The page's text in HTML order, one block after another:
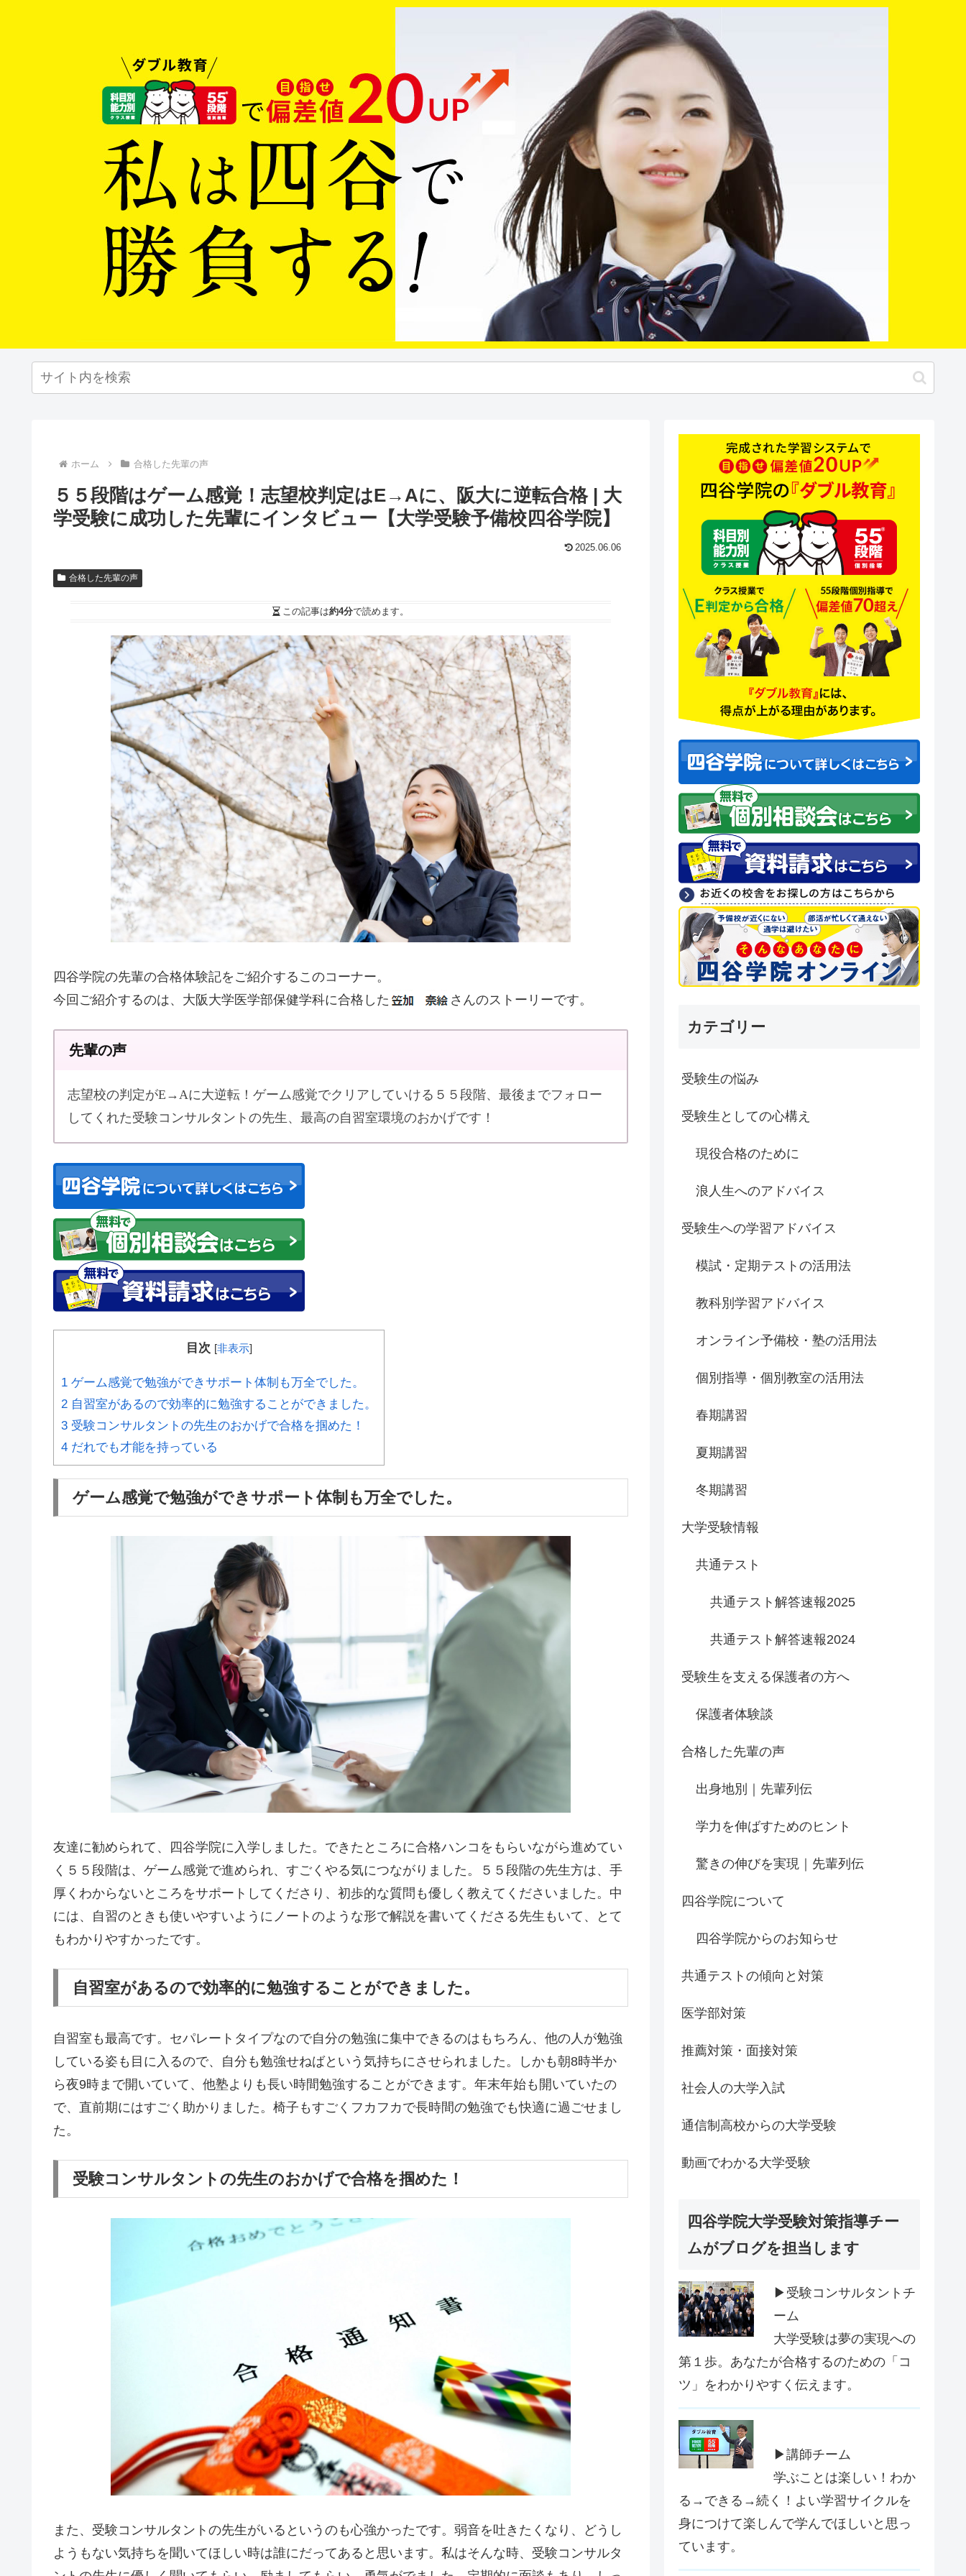
ホーム 合格した先輩の声
５５段階はゲーム感覚！志望校判定はE→Aに、阪大に逆転合格 | 大
学受験に成功した先輩にインタビュー【大学受験予備校四谷学院】
2025.06.06
合格した先輩の声
この記事は約4分で読めます。
四谷学院の先輩の合格体験記をご紹介するこのコーナー。
今回ご紹介するのは、大阪大学医学部保健学科に合格した
さんのストーリーです。
先輩の声
志望校の判定がE→Aに大逆転！ゲーム感覚でクリアしていける５５段階、最後までフォロー
してくれた受験コンサルタントの先生、最高の自習室環境のおかげです！
目次 [非表示]
1 ゲーム感覚で勉強ができサポート体制も万全でした。
2 自習室があるので効率的に勉強することができました。
3 受験コンサルタントの先生のおかげで合格を掴めた！
4 だれでも才能を持っている
ゲーム感覚で勉強ができサポート体制も万全でした。
友達に勧められて、四谷学院に入学しました。できたところに合格ハンコをもらいながら進めてい
く５５段階は、ゲーム感覚で進められ、すごくやる気につながりました。５５段階の先生方は、手
厚くわからないところをサポートしてくださり、初歩的な質問も優しく教えてくださいました。中
には、自習のときも使いやすいようにノートのような形で解説を書いてくださる先生もいて、とて
もわかりやすかったです。
自習室があるので効率的に勉強することができました。
自習室も最高です。セパレートタイプなので自分の勉強に集中できるのはもちろん、他の人が勉強
している姿も目に入るので、自分も勉強せねばという気持ちにさせられました。しかも朝8時半か
ら夜9時まで開いていて、他塾よりも長い時間勉強することができます。年末年始も開いていたの
で、直前期にはすごく助かりました。椅子もすごくフカフカで長時間の勉強でも快適に過ごせまし
た。
受験コンサルタントの先生のおかげで合格を掴めた！
また、受験コンサルタントの先生がいるというのも心強かったです。弱音を吐きたくなり、どうし
ようもない気持ちを聞いてほしい時は誰にだってあると思います。私はそんな時、受験コンサルタ
カテゴリー
受験生の悩み
受験生としての心構え
現役合格のために
浪人生へのアドバイス
受験生への学習アドバイス
模試・定期テストの活用法
教科別学習アドバイス
オンライン予備校・塾の活用法
個別指導・個別教室の活用法
春期講習
夏期講習
冬期講習
大学受験情報
共通テスト
共通テスト解答速報2025
共通テスト解答速報2024
受験生を支える保護者の方へ
保護者体験談
合格した先輩の声
出身地別｜先輩列伝
学力を伸ばすためのヒント
驚きの伸びを実現｜先輩列伝
四谷学院について
四谷学院からのお知らせ
共通テストの傾向と対策
医学部対策
推薦対策・面接対策
社会人の大学入試
通信制高校からの大学受験
動画でわかる大学受験
四谷学院大学受験対策指導チー
ムがブログを担当します
▶受験コンサルタントチ
ーム
大学受験は夢の実現への
第１歩。あなたが合格するのための「コ
ツ」をわかりやすく伝えます。
▶講師チーム
学ぶことは楽しい！わか
る→できる→続く！よい学習サイクルを
身につけて楽しんで学んでほしいと思っ
ています。